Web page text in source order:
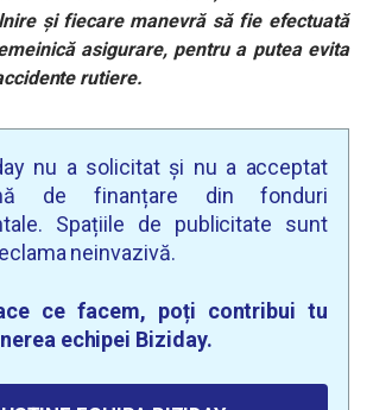
şi fiecare manevră să fie efectuată
asigurare, pentru a putea evita
rutiere.
nu a solicitat și nu a acceptat
de finanțare din fonduri
Spațiile de publicitate sunt
neinvazivă.
ce facem, poți contribui tu
echipei Biziday.